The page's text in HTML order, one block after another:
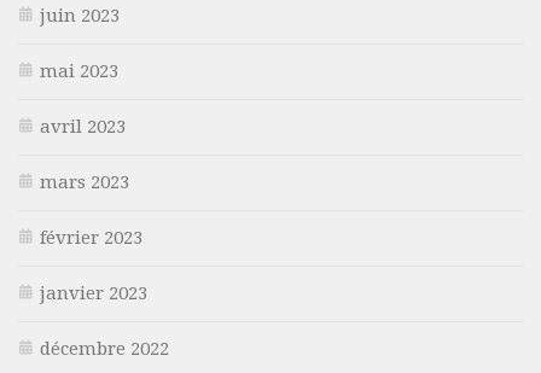
juin 2023
mai 2023
avril 2023
mars 2023
février 2023
janvier 2023
décembre 2022